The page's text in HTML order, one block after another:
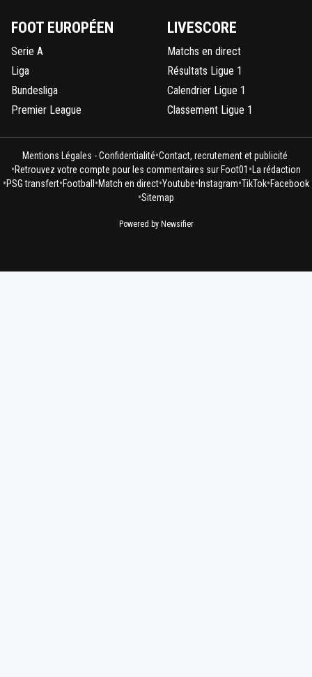
FOOT EUROPÉEN
Serie A
Liga
Bundesliga
Premier League
LIVESCORE
Matchs en direct
Résultats Ligue 1
Calendrier Ligue 1
Classement Ligue 1
Mentions Légales - Confidentialité•Contact, recrutement et publicité
•Retrouvez votre compte pour les commentaires sur Foot01 •La rédaction
•PSG transfert•Football •Match en direct•Youtube• Instagram•TikTok•Facebook
•Sitemap
Powered by Newsifier